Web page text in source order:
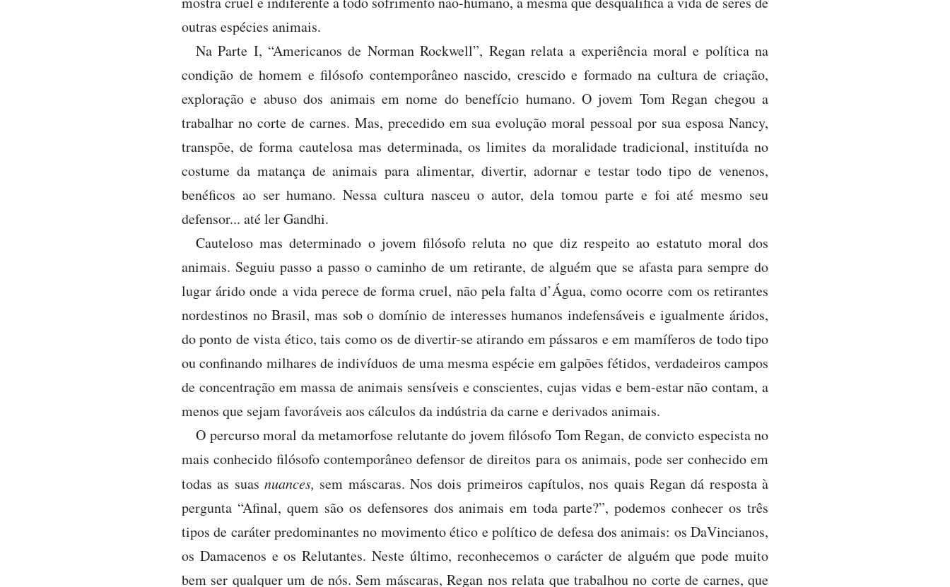
outras espécies animais.
Na Parte I, “Americanos de Norman Rockwell”, Regan relata a experiência moral e política na
condição de homem e filósofo contemporâneo nascido, crescido e formado na cultura de criação,
exploração e abuso dos animais em nome do benefício humano. O jovem Tom Regan chegou a
trabalhar no corte de carnes. Mas, precedido em sua evolução moral pessoal por sua esposa Nancy,
transpõe, de forma cautelosa mas determinada, os limites da moralidade tradicional, instituída no
costume da matança de animais para alimentar, divertir, adornar e testar todo tipo de venenos,
benéficos ao ser humano. Nessa cultura nasceu o autor, dela tomou parte e foi até mesmo seu
defensor... até ler Gandhi.
Cauteloso mas determinado o jovem filósofo reluta no que diz respeito ao estatuto moral dos
animais. Seguiu passo a passo o caminho de um retirante, de alguém que se afasta para sempre do
lugar árido onde a vida perece de forma cruel, não pela falta d’Água, como ocorre com os retirantes
nordestinos no Brasil, mas sob o domínio de interesses humanos indefensáveis e igualmente áridos,
do ponto de vista ético, tais como os de divertir-se atirando em pássaros e em mamíferos de todo tipo
ou confinando milhares de indivíduos de uma mesma espécie em galpões fétidos, verdadeiros campos
de concentração em massa de animais sensíveis e conscientes, cujas vidas e bem-estar não contam, a
menos que sejam favoráveis aos cálculos da indústria da carne e derivados animais.
O percurso moral da metamorfose relutante do jovem filósofo Tom Regan, de convicto especista no
mais conhecido filósofo contemporâneo defensor de direitos para os animais, pode ser conhecido em
todas as suas nuances, sem máscaras. Nos dois primeiros capítulos, nos quais Regan dá resposta à
pergunta “Afinal, quem são os defensores dos animais em toda parte?”, podemos conhecer os três
tipos de caráter predominantes no movimento ético e político de defesa dos animais: os DaVincianos,
os Damacenos e os Relutantes. Neste último, reconhecemos o carácter de alguém que pode muito
bem ser qualquer um de nós. Sem máscaras, Regan nos relata que trabalhou no corte de carnes, que